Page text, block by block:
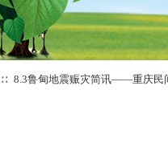
∷ 8.3鲁甸地震赈灾简讯——重庆民